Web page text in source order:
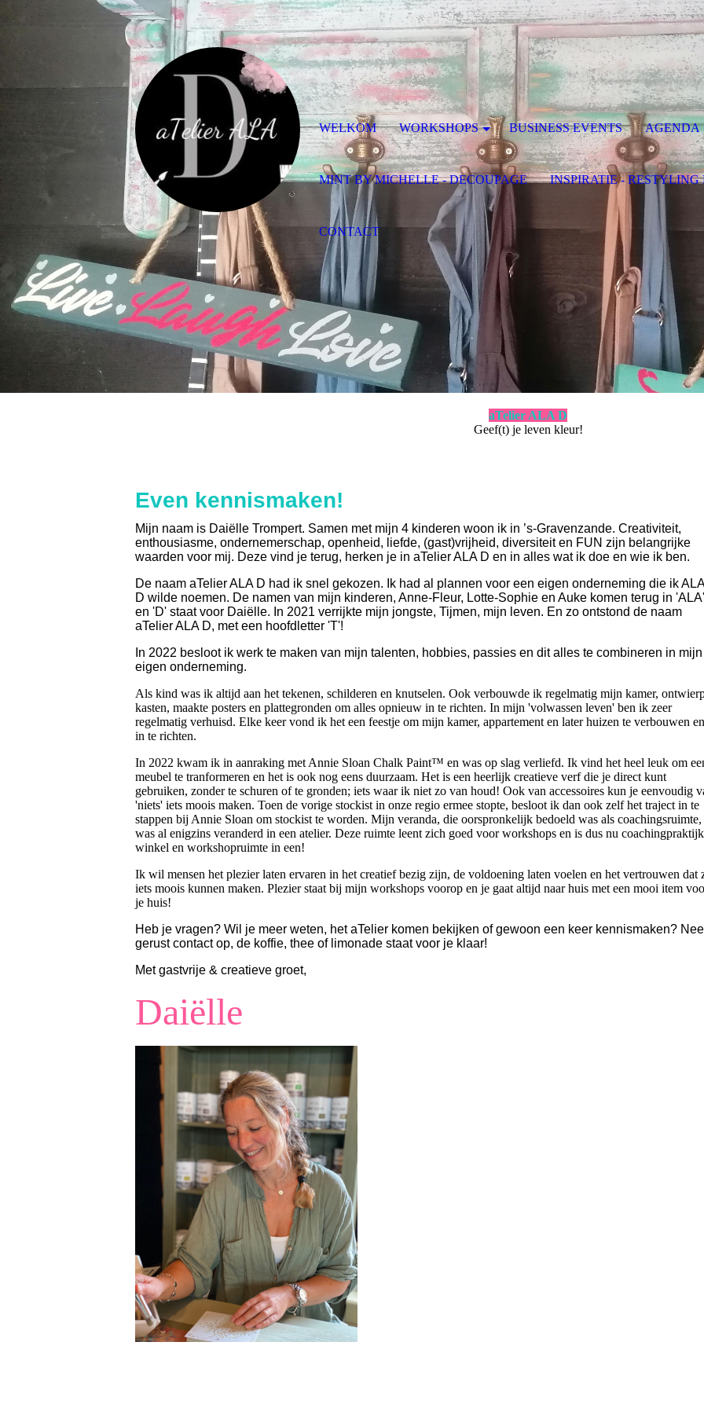
aTelier ALA D
Geef(t) je leven kleur!
Even kennismaken!
Mijn naam is Daiëlle Trompert. Samen met mijn 4 kinderen woon ik in ’s-Gravenzande. Creativiteit,
enthousiasme, ondernemerschap, openheid, liefde, (gast)vrijheid, diversiteit en FUN zijn belangrijke
waarden voor mij. Deze vind je terug, herken je in aTelier ALA D en in alles wat ik doe en wie ik ben.
De naam aTelier ALA D had ik snel gekozen. Ik had al plannen voor een eigen onderneming die ik ALA
D wilde noemen. De namen van mijn kinderen, Anne-Fleur, Lotte-Sophie en Auke komen terug in 'ALA'
en 'D' staat voor Daiëlle. In 2021 verrijkte mijn jongste, Tijmen, mijn leven. En zo ontstond de naam
aTelier ALA D, met een hoofdletter 'T'!
In 2022 besloot ik werk te maken van mijn talenten, hobbies, passies en dit alles te combineren in mijn
eigen onderneming.
Als kind was ik altijd aan het tekenen, schilderen en knutselen. Ook verbouwde ik regelmatig mijn kamer,
kasten, maakte posters en plattegronden om alles opnieuw in te richten. In mijn 'volwassen leven' ben ik zeer
regelmatig verhuisd. Elke keer vond ik het een feestje om mijn kamer, appartement en later huizen te verbouwen en
in te richten.
In 2022 kwam ik in aanraking met Annie Sloan Chalk Paint™ en was op slag verliefd. Ik vind het heel leuk om
meubel te tranformeren en het is ook nog eens duurzaam. Het is een heerlijk creatieve verf die je direct kunt
gebruiken, zonder te schuren of te gronden; iets waar ik niet zo van houd! Ook van accessoires kun je eenvoudig
'niets' iets moois maken. Toen de vorige stockist in onze regio ermee stopte, besloot ik dan ook zelf het traject in te
stappen bij Annie Sloan om stockist te worden. Mijn veranda, die oorspronkelijk bedoeld was als coachingsruimte,
was al enigzins veranderd in een atelier. Deze ruimte leent zich goed voor workshops en is dus nu
winkel en workshopruimte in een!
Ik wil mensen het plezier laten ervaren in het creatief bezig zijn, de voldoening laten voelen en het vertrouwen dat
iets moois kunnen maken. Plezier staat bij mijn workshops voorop en je gaat altijd naar huis met een mooi item
je huis!
Heb je vragen? Wil je meer weten, het aTelier komen bekijken of gewoon een keer kennismaken?
gerust contact op, de koffie, thee of limonade staat voor je klaar!
Met gastvrije & creatieve groet,
Daiëlle
WELKOM WORKSHOPS BUSINESS EVENTS AGENDA
MINT BY MICHELLE - DECOUPAGE INSPIRATIE - RESTYLING
CONTACT